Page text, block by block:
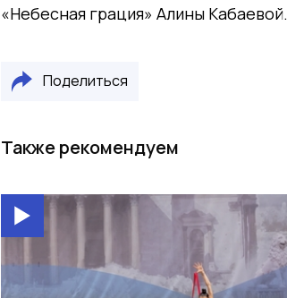
«Небесная грация» Алины Кабаевой.
Поделиться
Также рекомендуем